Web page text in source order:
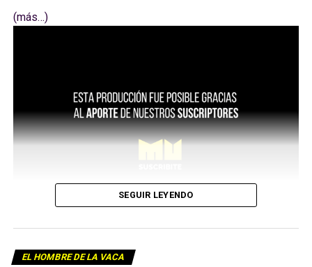
(más…)
SEGUIR LEYENDO
EL HOMBRE DE LA VACA